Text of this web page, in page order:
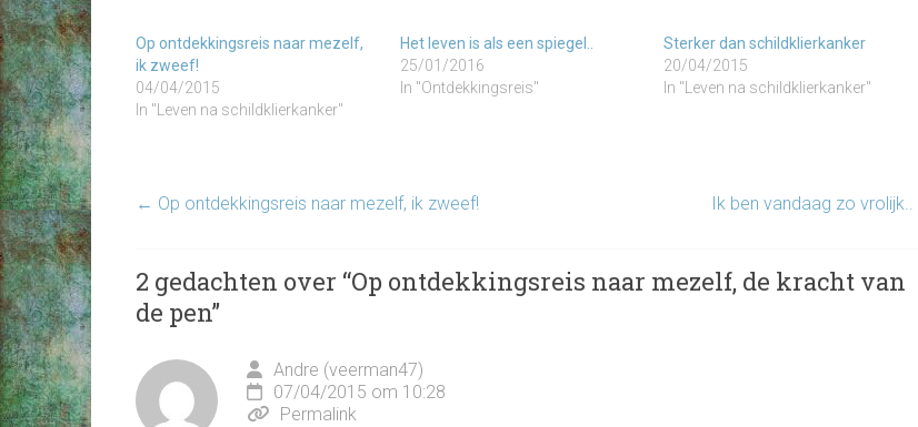
Op ontdekkingsreis naar mezelf,
ik zweef!
04/04/2015
In "Leven na schildklierkanker"
Het leven is als een spiegel..
25/01/2016
In "Ontdekkingsreis"
Sterker dan schildklierkanker
20/04/2015
In "Leven na schildklierkanker"
← Op ontdekkingsreis naar mezelf, ik zweef! Ik ben vandaag zo vrolijk..
2 gedachten over “Op ontdekkingsreis naar mezelf, de kracht van
de pen”
Andre (veerman47)
07/04/2015 om 10:28
Permalink